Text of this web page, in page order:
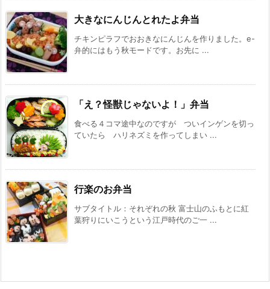
大きなにんじんとれたよ弁当
チキンピラフでおおきなにんじんを作りました。e-
弁的にはもう秋モードです。お先に ...
「え？怪獣じゃないよ！」弁当
食べる４コマ途中なのですが ついインゲンを切っ
ていたら ハリネズミを作ってしまい ...
行楽のお弁当
サブタイトル：それぞれの秋 富士山のふもとに紅
葉狩りにいこうという江戸時代のご一 ...